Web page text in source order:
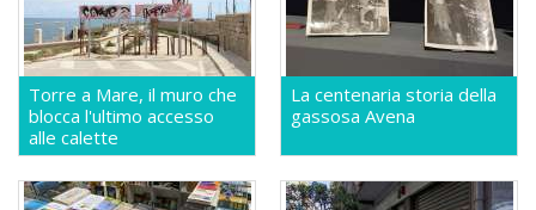
Torre a Mare, il muro che
blocca l'ultimo accesso
alle calette
La centenaria storia della
gassosa Avena